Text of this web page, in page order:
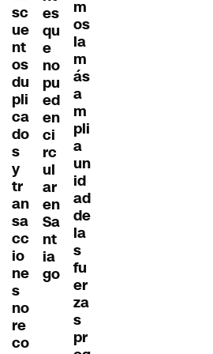
sc
ue
nt
os
du
pli
ca
do
s
y
tr
an
sa
cc
io
ne
s
no
re
co
es
qu
e
no
pu
ed
en
ci
rc
ul
ar
en
Sa
nt
ia
go
m
os
la
m
ás
a
m
pli
a
un
id
ad
de
la
s
fu
er
za
s
pr